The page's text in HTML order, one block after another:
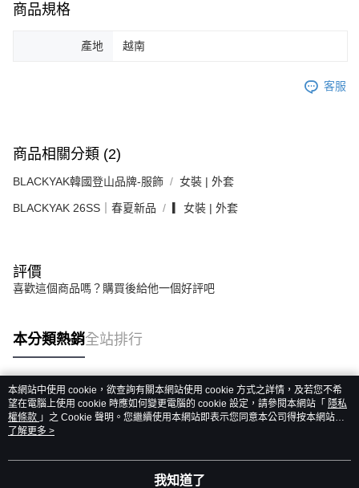
商品規格
產地 越南
客服
商品相關分類 (2)
BLACKYAK韓國登山品牌-服飾 女裝 | 外套
BLACKYAK 26SS｜春夏新品 ▎女裝 | 外套
評價
喜歡這個商品嗎？購買後給他一個好評吧
本分類熱銷全站排行
熱門標籤
本網站中使用 cookie，欲查詢有關本網站使用 cookie 方式之詳情，及若您不希
望在電腦上使用 cookie 時應如何變更電腦的 cookie 設定，請參閱本網站「 隱私
權條款 」之 Cookie 聲明。您繼續使用本網站即表示您同意本公司得按本網站使
用條款之 Cookie 聲明使用 cookie。
了解更多 >
我知道了